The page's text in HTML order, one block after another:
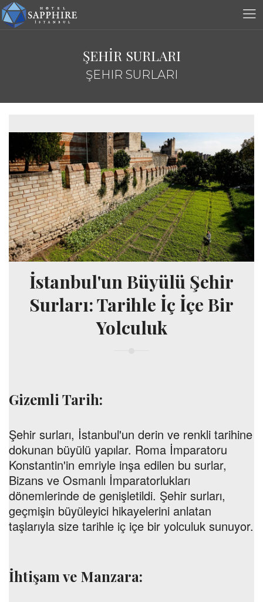
ŞEHİR SURLARI
ŞEHIR SURLARI
İstanbul'un Büyülü Şehir
Surları: Tarihle İç İçe Bir
Yolculuk
Gizemli Tarih:
Şehir surları, İstanbul'un derin ve renkli tarihine
dokunan büyülü yapılar. Roma İmparatoru
Konstantin'in emriyle inşa edilen bu surlar,
Bizans ve Osmanlı İmparatorlukları
dönemlerinde de genişletildi. Şehir surları,
geçmişin büyüleyici hikayelerini anlatan
taşlarıyla size tarihle iç içe bir yolculuk sunuyor.
İhtişam ve Manzara: